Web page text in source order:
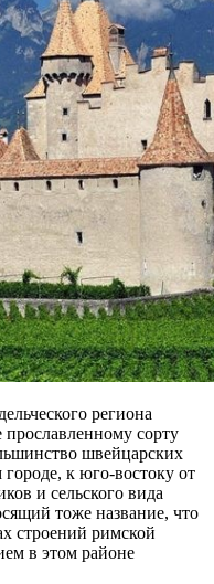
региона
сорту
швейцарских
к юго-востоку от
и сельского вида
тоже название, что
строений римской
в этом районе